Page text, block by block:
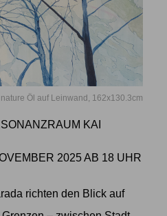
Öl auf Leinwand, 162x130.3cm
KAI
2025 AB 18 UHR
richten den Blick auf